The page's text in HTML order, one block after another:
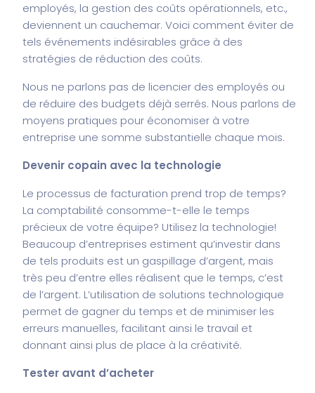
employés, la gestion des coûts opérationnels, etc.,
deviennent un cauchemar. Voici comment éviter de
tels événements indésirables grâce à des
stratégies de réduction des coûts.
Nous ne parlons pas de licencier des employés ou
de réduire des budgets déjà serrés. Nous parlons de
moyens pratiques pour économiser à votre
entreprise une somme substantielle chaque mois.
Devenir copain avec la technologie
Le processus de facturation prend trop de temps?
La comptabilité consomme-t-elle le temps
précieux de votre équipe? Utilisez la technologie!
Beaucoup d’entreprises estiment qu’investir dans
de tels produits est un gaspillage d’argent, mais
très peu d’entre elles réalisent que le temps, c’est
de l’argent. L’utilisation de solutions technologique
permet de gagner du temps et de minimiser les
erreurs manuelles, facilitant ainsi le travail et
donnant ainsi plus de place à la créativité.
Tester avant d’acheter